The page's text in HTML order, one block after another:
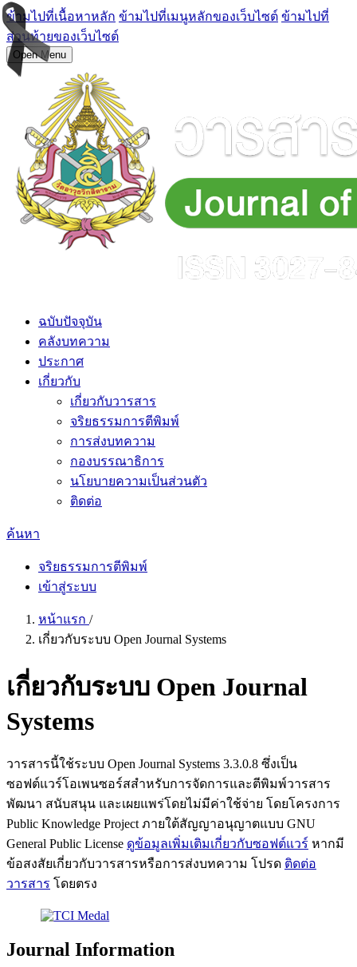
ข้ามไปที่เนื้อหาหลัก ข้ามไปที่เมนูหลักของเว็บไซต์ ข้ามไปที่
ส่วนท้ายของเว็บไซต์
Open Menu
ฉบับปัจจุบัน
คลังบทความ
ประกาศ
เกี่ยวกับ
เกี่ยวกับวารสาร
จริยธรรมการตีพิมพ์
การส่งบทความ
กองบรรณาธิการ
นโยบายความเป็นส่วนตัว
ติดต่อ
ค้นหา
จริยธรรมการตีพิมพ์
เข้าสู่ระบบ
หน้าแรก /
เกี่ยวกับระบบ Open Journal Systems
เกี่ยวกับระบบ Open Journal
Systems
วารสารนี้ใช้ระบบ Open Journal Systems 3.3.0.8 ซึ่งเป็น
ซอฟต์แวร์โอเพนซอร์สสำหรับการจัดการและตีพิมพ์วารสาร
พัฒนา สนับสนุน และเผยแพร่โดยไม่มีค่าใช้จ่าย โดยโครงการ
Public Knowledge Project ภายใต้สัญญาอนุญาตแบบ GNU
General Public License ดูข้อมูลเพิ่มเติมเกี่ยวกับซอฟต์แวร์ หากมี
ข้อสงสัยเกี่ยวกับวารสารหรือการส่งบทความ โปรด ติดต่อ
วารสาร โดยตรง
Journal Information